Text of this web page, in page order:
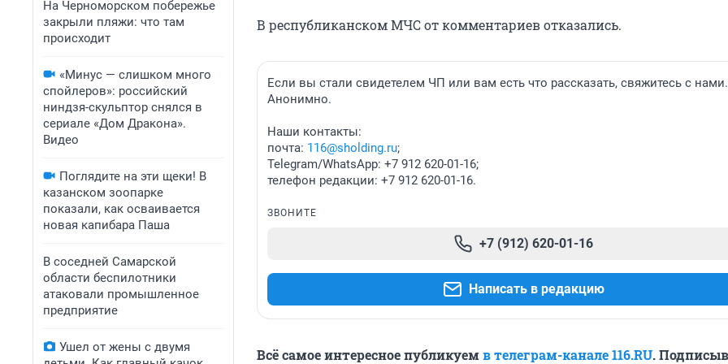
На Черноморском побережье
закрыли пляжи: что там
происходит
«Минус — слишком много
спойлеров»: российский
ниндзя-скульптор снялся в
сериале «Дом Дракона».
Видео
Поглядите на эти щеки! В
казанском зоопарке
показали, как осваивается
новая капибара Паша
В соседней Самарской
области беспилотники
атаковали промышленное
предприятие
Ушел от жены с двумя
В республиканском МЧС от комментариев отказались.
Если вы стали свидетелем ЧП или вам есть что рассказать, свяжитесь с нами.
Анонимно.
Наши контакты:
почта: 116@sholding.ru;
Telegram/WhatsApp: +7 912 620-01-16;
телефон редакции: +7 912 620-01-16.
ЗВОНИТЕ
+7 (912) 620-01-16
Написать в редакцию
Всё самое интересное публикуемв телеграм-канале 116.RU.